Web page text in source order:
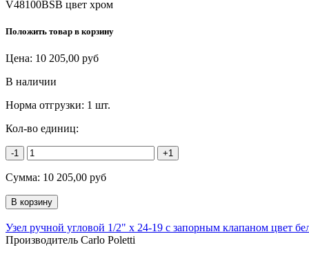
V48100BSB цвет хром
Положить товар в корзину
Цена: 10 205,00 руб
В наличии
Норма отгрузки: 1 шт.
Кол-во единиц:
-1 +1
Сумма: 10 205,00 руб
Узел ручной угловой 1/2" х 24-19 с запорным клапаном цвет
Производитель Carlo Poletti